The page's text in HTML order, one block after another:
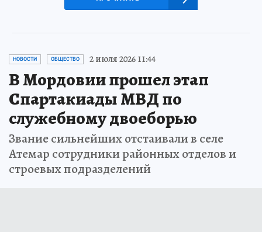
НОВОСТИ ОБЩЕСТВО 2 июля 2026 11:44
В Мордовии прошел этап
Спартакиады МВД по
служебному двоеборью
Звание сильнейших отстаивали в селе
Атемар сотрудники районных отделов и
строевых подразделений